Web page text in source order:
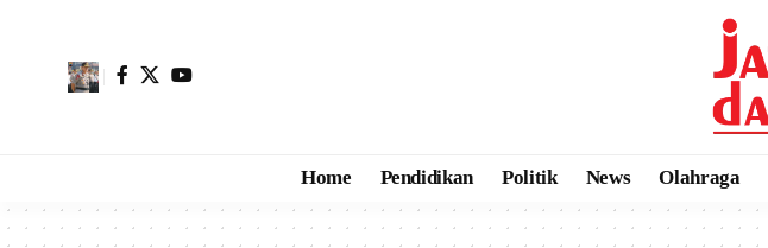
Home Pendidikan Politik News Olahraga